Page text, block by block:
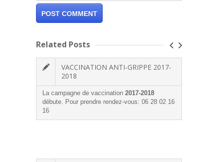
Related Posts
VACCINATION ANTI-GRIPPE 2017-
2018
La campagne de vaccination 2017-2018
débute. Pour prendre rendez-vous: 06 28 02 16
16